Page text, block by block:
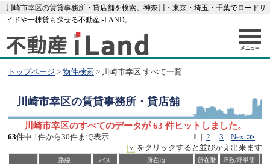
川崎市幸区の賃貸事務所・貸店舗を検索。神奈川・東京・埼玉・千葉でロードサ
イドや一棟貸も探せる不動産i-LAND。
トップページ > 物件検索> 川崎市幸区 すべて一覧
川崎市幸区の賃貸事務所・貸店舗
川崎市幸区のすべてのデータが 63 件ヒットしました。
1 |2 |3 Next≫
63件中 1件から30件まで表示
をクリックすると並びかえ出来ます
路線
バス
所在地 所在階 坪数/坪単価